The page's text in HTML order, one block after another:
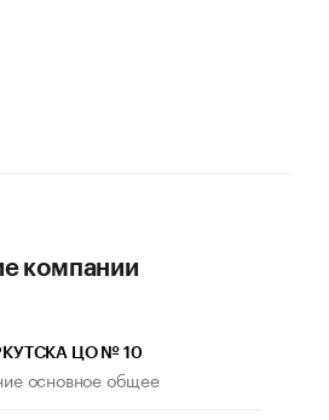
компании
ЦО № 10
основное общее